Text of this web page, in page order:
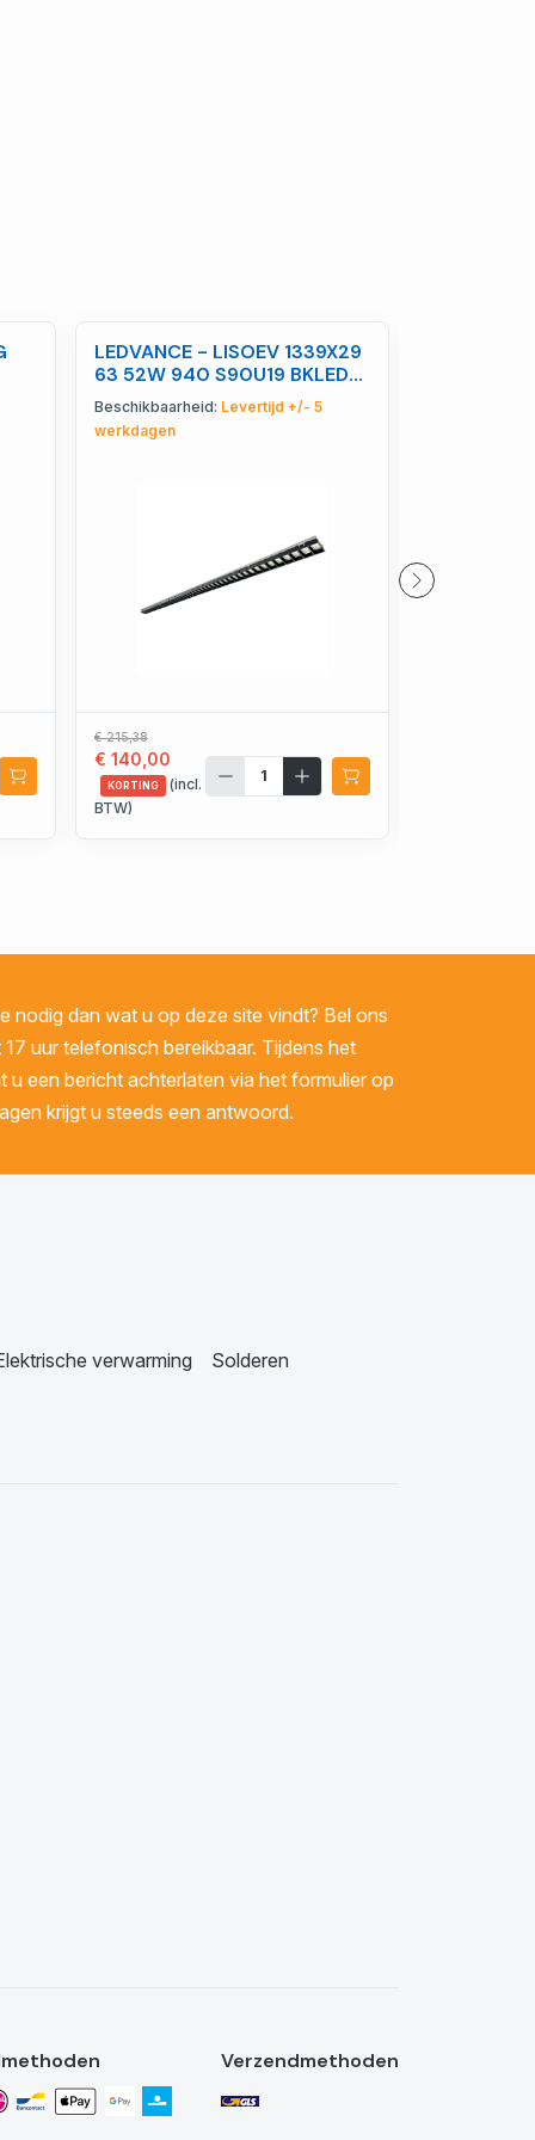
LEDVANCE - LISOEV 1339X29
63 52W 940 S90U19 BKLEDV
- 4099854652158
Beschikbaarheid: Levertijd +/- 5
werkdagen
€ 215,38
€ 140,00
KORTING
(incl.
BTW)
nodig dan wat u op deze site vindt? Bel ons
uur telefonisch bereikbaar. Tijdens het
een bericht achterlaten via het formulier op
krijgt u steeds een antwoord.
verwarming Solderen
Verzendmethoden